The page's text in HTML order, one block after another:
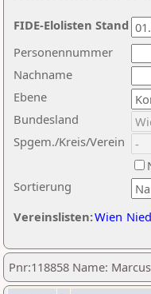
Nachname
Ebene
Sortierung
Personennummer
Bundesland
Spgem./Kreis/Verein
Vereinslisten:Wien
FIDE-Elolisten Stand
Pnr:118858 Name: